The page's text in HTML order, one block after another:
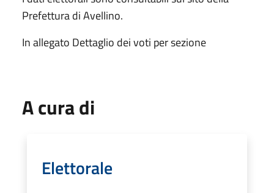
Prefettura di Avellino.
In allegato Dettaglio dei voti per sezione
A cura di
Elettorale